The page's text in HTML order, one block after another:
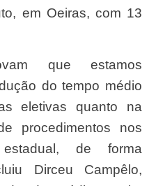
em Oeiras, com 13
do tempo médio
eletivas quanto na
procedimentos nos
de forma
Dirceu Campêlo,